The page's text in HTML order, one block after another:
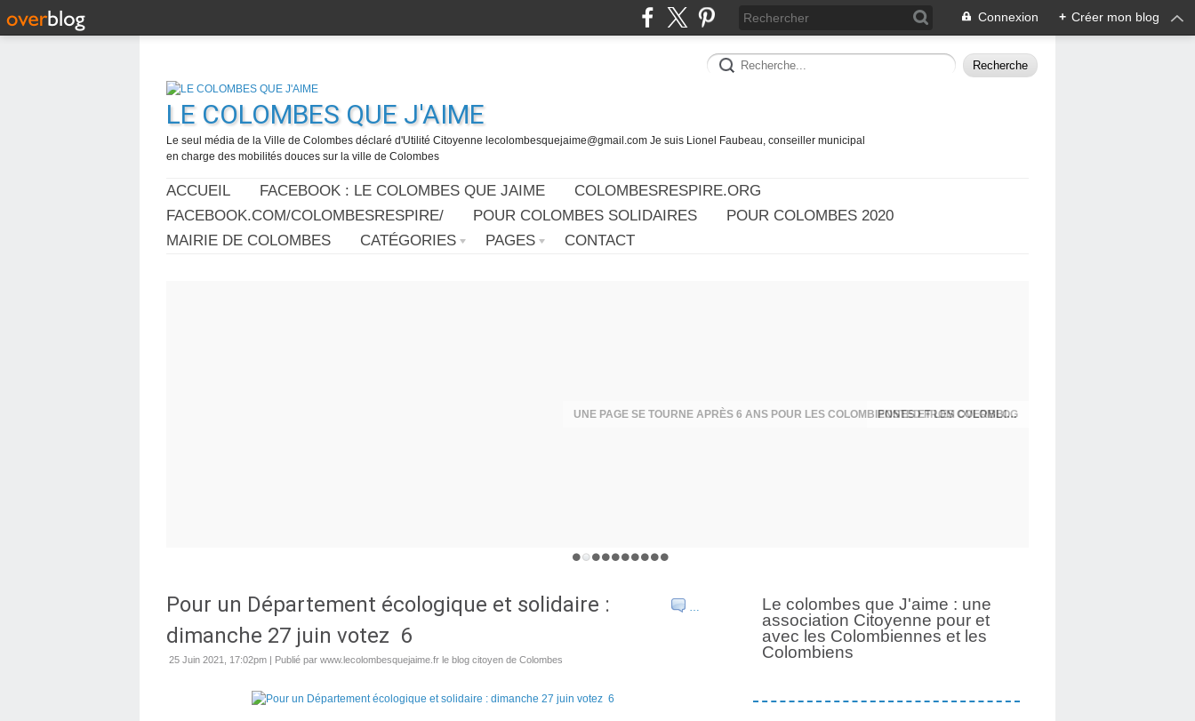
Connexion + Créer mon blog
LE COLOMBES QUE J'AIME
Le seul média de la Ville de Colombes déclaré d'Utilité Citoyenne lecolombesquejaime@gmail.com Je suis Lionel Faubeau, conseiller municipal
en charge des mobilités douces sur la ville de Colombes
ACCUEIL FACEBOOK : LE COLOMBES QUE JAIME
COLOMBESRESPIRE.ORG
FACEBOOK.COM/COLOMBESRESPIRE/
POUR COLOMBES SOLIDAIRES
POUR COLOMBES 2020
MAIRIE DE COLOMBES
CATÉGORIES PAGES CONTACT
UNE PAGE SE TOURNE APRÈS 6 ANS POUR LES COLOMBIENNES ET LES COLOMBIENS
…
Pour un Département écologique et solidaire :
dimanche 27 juin votez 6
25 Juin 2021, 17:02pm | Publié par www.lecolombesquejaime.fr le blog citoyen de Colombes
Le colombes que J'aime : une
association Citoyenne pour et
avec les Colombiennes et les
Colombiens